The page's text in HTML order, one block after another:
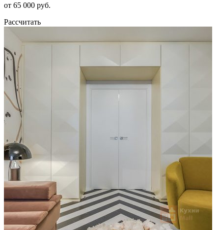
от 65 000 руб.
Рассчитать